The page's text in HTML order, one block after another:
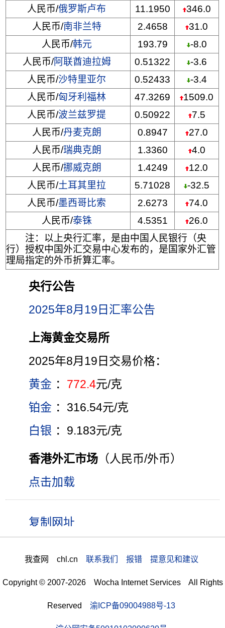
人民币/俄罗斯卢布 11.1950
346.0
人民币/南非兰特 2.4658
31.0
人民币/韩元 193.79
-8.0
人民币/阿联酋迪拉姆 0.51322
-3.6
人民币/沙特里亚尔 0.52433
-3.4
人民币/匈牙利福林 47.3269
1509.0
人民币/波兰兹罗提 0.50922
7.5
人民币/丹麦克朗 0.8947
27.0
人民币/瑞典克朗 1.3360
4.0
人民币/挪威克朗 1.4249
12.0
人民币/土耳其里拉 5.71028
-32.5
人民币/墨西哥比索 2.6273
74.0
人民币/泰铢 4.5351
26.0
注：以上央行汇率，是由中国人民银行（央
行）授权中国外汇交易中心发布的，是国家外汇管
理局指定的外币折算汇率。
央行公告
2025年8月19日汇率公告
上海黄金交易所
2025年8月19日交易价格：
黄金 ： 772.4元/克
铂金 ：316.54元/克
白银 ：9.183元/克
香港外汇市场 （人民币/外币）
点击加载
我查网 chl.cn 联系我们 报错 提意见和建议
Copyright © 2007-2026 Wocha Internet Services All Rights
Reserved 渝ICP备09004988号-13